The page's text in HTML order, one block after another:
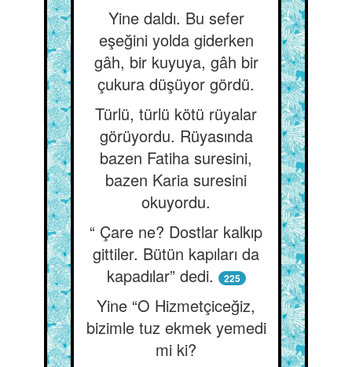
Yine daldı. Bu sefer
eşeğini yolda giderken
gâh, bir kuyuya, gâh bir
çukura düşüyor gördü.
Türlü, türlü kötü rüyalar
görüyordu. Rüyasında
bazen Fatiha suresini,
bazen Karia suresini
okuyordu.
“ Çare ne? Dostlar kalkıp
gittiler. Bütün kapıları da
kapadılar” dedi.
225
Yine “O Hizmetçiceğiz,
bizimle tuz ekmek yemedi
mi ki?